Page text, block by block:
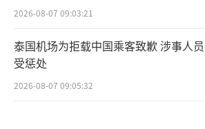
2026-08-07 09:03:21
泰国机场为拒载中国乘客致歉 涉事人员
受惩处
2026-08-07 09:05:32